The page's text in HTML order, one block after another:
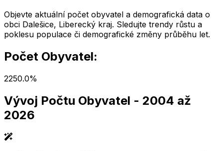
Objevte aktuální počet obyvatel a demografická data o
obci Dalešice, Liberecký kraj. Sledujte trendy růstu a
poklesu populace či demografické změny průběhu let.
Počet Obyvatel:
2250.0%
Vývoj Počtu Obyvatel - 2004 až
2026